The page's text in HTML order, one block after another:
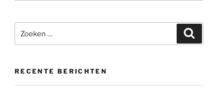
naar:
RECENTE BERICHTEN